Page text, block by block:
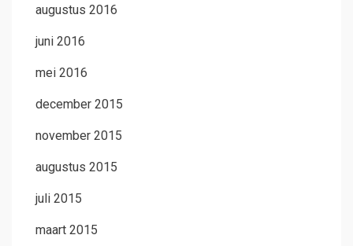
augustus 2016
juni 2016
mei 2016
december 2015
november 2015
augustus 2015
juli 2015
maart 2015